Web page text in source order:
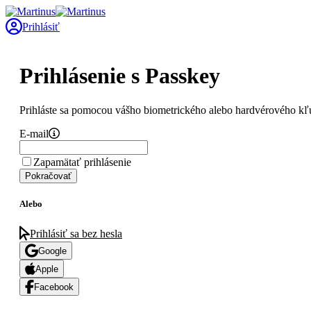
Prihlásiť
Prihlásenie s Passkey
Prihláste sa pomocou vášho biometrického alebo hardvérového
E-mail
Zapamätať prihlásenie
Pokračovať
Alebo
Prihlásiť sa bez hesla
Google
Apple
Facebook